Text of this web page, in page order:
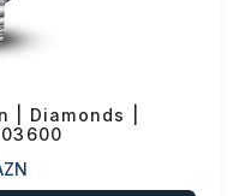
| Diamonds |